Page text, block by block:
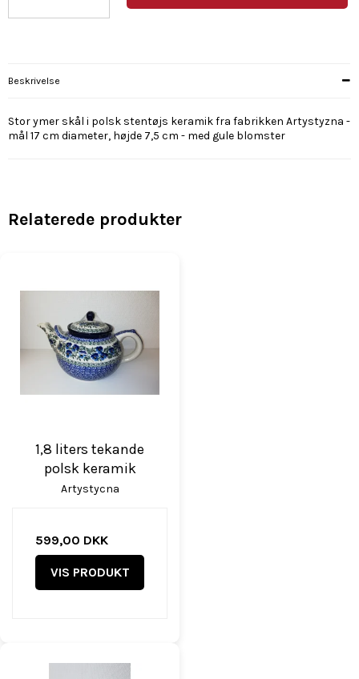
Beskrivelse
Stor ymer skål i polsk stentøjs keramik fra fabrikken Artystyzna -
mål 17 cm diameter, højde 7,5 cm - med gule blomster
Relaterede produkter
1,8 liters tekande
polsk keramik
Artystycna
599,00 DKK
VIS PRODUKT